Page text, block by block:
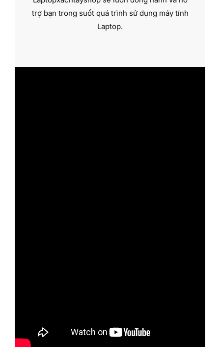
trợ bạn trong suốt quá trình sử dụng máy tính
Laptop.